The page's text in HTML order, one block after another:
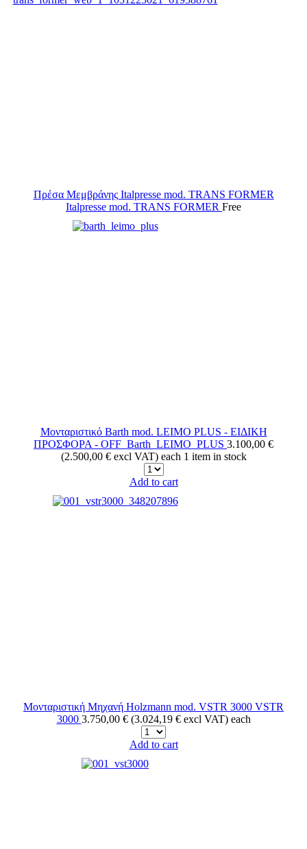
Πρέσα Μεμβράνης Italpresse mod. TRANS FORMER
Italpresse mod. TRANS FORMER Free
Μονταριστικό Barth mod. LEIMO PLUS - ΕΙΔΙΚΗ
ΠΡΟΣΦΟΡΑ - OFF_Barth_LEIMO_PLUS 3.100,00 €
(2.500,00 € excl VAT) each 1 item in stock
Add to cart
Μονταριστική Μηχανή Holzmann mod. VSTR 3000 VSTR
3000 3.750,00 € (3.024,19 € excl VAT) each
Add to cart